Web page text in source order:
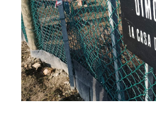
Contatti